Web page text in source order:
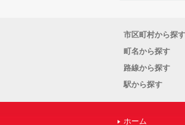
市区町村から探す
町名から探す
路線から探す
駅から探す
ホーム